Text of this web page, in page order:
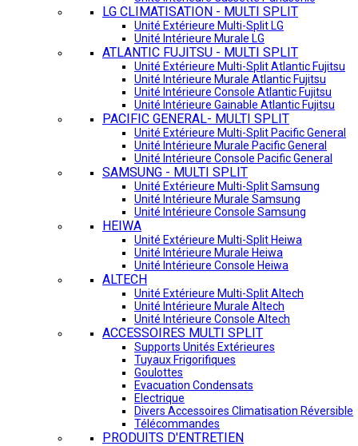
LG CLIMATISATION - MULTI SPLIT
Unité Extérieure Multi-Split LG
Unité Intérieure Murale LG
ATLANTIC FUJITSU - MULTI SPLIT
Unité Extérieure Multi-Split Atlantic Fujitsu
Unité Intérieure Murale Atlantic Fujitsu
Unité Intérieure Console Atlantic Fujitsu
Unité Intérieure Gainable Atlantic Fujitsu
PACIFIC GENERAL- MULTI SPLIT
Unité Extérieure Multi-Split Pacific General
Unité Intérieure Murale Pacific General
Unité Intérieure Console Pacific General
SAMSUNG - MULTI SPLIT
Unité Extérieure Multi-Split Samsung
Unité Intérieure Murale Samsung
Unité Intérieure Console Samsung
HEIWA
Unité Extérieure Multi-Split Heiwa
Unité Intérieure Murale Heiwa
Unité Intérieure Console Heiwa
ALTECH
Unité Extérieure Multi-Split Altech
Unité Intérieure Murale Altech
Unité Intérieure Console Altech
ACCESSOIRES MULTI SPLIT
Supports Unités Extérieures
Tuyaux Frigorifiques
Goulottes
Evacuation Condensats
Electrique
Divers Accessoires Climatisation Réversible
Télécommandes
PRODUITS D'ENTRETIEN